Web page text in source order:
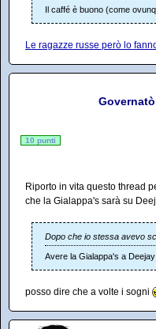
Il caffé è buono (come
Le ragazze russe però lo
10 punti
Riporto in vita questo thread
che la Gialappa's sarà su
Dopo che io stessa avevo
Avere la Gialappa's a Deejay
posso dire che a volte i sogni